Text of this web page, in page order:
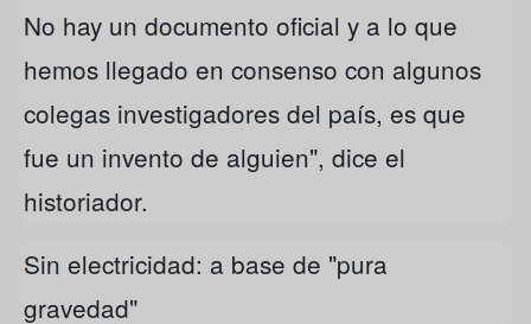
No hay un documento oficial y a lo que
hemos llegado en consenso con algunos
colegas investigadores del país, es que
fue un invento de alguien", dice el
historiador.
Sin electricidad: a base de "pura
gravedad"